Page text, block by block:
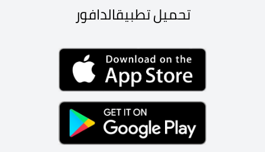
تحميل تطبيقالدافور